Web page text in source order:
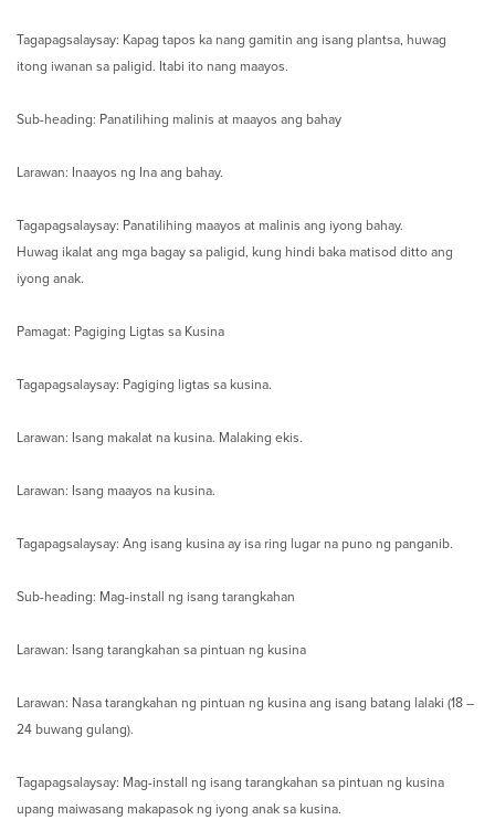
Tagapagsalaysay: Kapag tapos ka nang gamitin ang isang plantsa, huwag
itong iwanan sa paligid. Itabi ito nang maayos.
Sub-heading: Panatilihing malinis at maayos ang bahay
Larawan: Inaayos ng Ina ang bahay.
Tagapagsalaysay: Panatilihing maayos at malinis ang iyong bahay.
Huwag ikalat ang mga bagay sa paligid, kung hindi baka matisod ditto ang
iyong anak.
Pamagat: Pagiging Ligtas sa Kusina
Tagapagsalaysay: Pagiging ligtas sa kusina.
Larawan: Isang makalat na kusina. Malaking ekis.
Larawan: Isang maayos na kusina.
Tagapagsalaysay: Ang isang kusina ay isa ring lugar na puno ng panganib.
Sub-heading: Mag-install ng isang tarangkahan
Larawan: Isang tarangkahan sa pintuan ng kusina
Larawan: Nasa tarangkahan ng pintuan ng kusina ang isang batang lalaki (18 –
24 buwang gulang).
Tagapagsalaysay: Mag-install ng isang tarangkahan sa pintuan ng kusina
upang maiwasang makapasok ng iyong anak sa kusina.